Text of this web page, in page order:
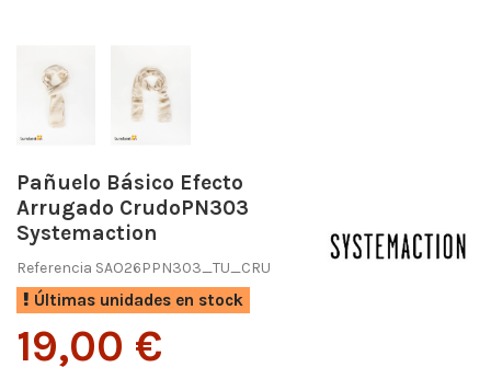
Pañuelo Básico Efecto
Arrugado CrudoPN303
Systemaction
Referencia SAO26PPN303_TU_CRU
Últimas unidades en stock
19,00 €